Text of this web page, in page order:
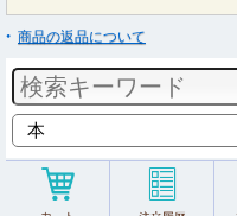
商品の返品について